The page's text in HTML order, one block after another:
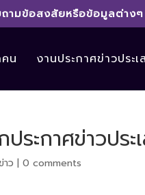
ามข้อสงสัยหรือข้อมูลต่าง
น งานประกาศข่าวประเ
ระกาศข่าวปร
าว |0 comments